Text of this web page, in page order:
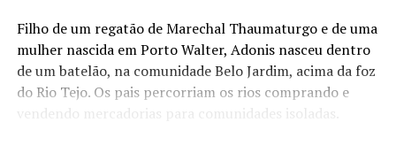
Filho de um regatão de Marechal Thaumaturgo e de uma
mulher nascida em Porto Walter, Adonis nasceu dentro
de um batelão, na comunidade Belo Jardim, acima da foz
do Rio Tejo. Os pais percorriam os rios comprando e
vendendo mercadorias para comunidades isoladas.